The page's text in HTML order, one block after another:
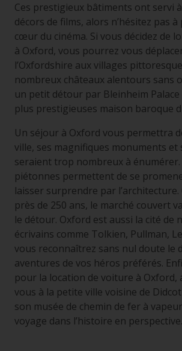
Ces prestigieux bâtiments ont servi
décors de films, alors n’hésitez pas
cœur du cinéma. Si vous décidez de
à Oxford, vous pourrez vous
l’Oxfordshire aux villages
nombreux châteaux alentours sans
un petit détour par Bleinheim Palace
plus prestigieuses maison baroque
Un séjour à Oxford vous permettra
ville, ses magnifiques monuments et
seraient trop nombreux à énumérer.
piétonnes permettent de se
laisser surprendre par
près de 250 ans, le marché couvert
le détour. Oxford est aussi la cité de
écrivains comme Tolkien, Pullman,
vous reconnaîtrez sans nul doute le
aventures de vos héros préférés.
pour la location de voiture à Oxford,
vous à la petite ville voisine de
son musée de chemin de fer à
voyage dans l’histoire en perspective.